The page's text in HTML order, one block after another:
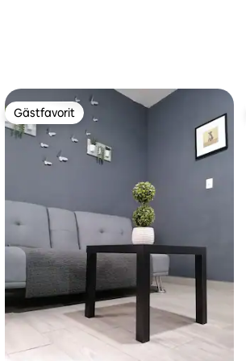
betyg, 192 omdömen
Gästfavorit
Gästfavorit